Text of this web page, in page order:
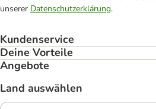
unserer Datenschutzerklärung.
Kundenservice
Deine Vorteile
Angebote
Land auswählen